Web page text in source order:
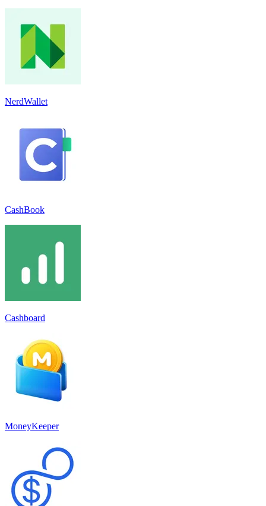
NerdWallet
CashBook
Cashboard
MoneyKeeper